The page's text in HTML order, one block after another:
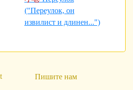
("Переулок, он
извилист и длинен...")
Пишите нам